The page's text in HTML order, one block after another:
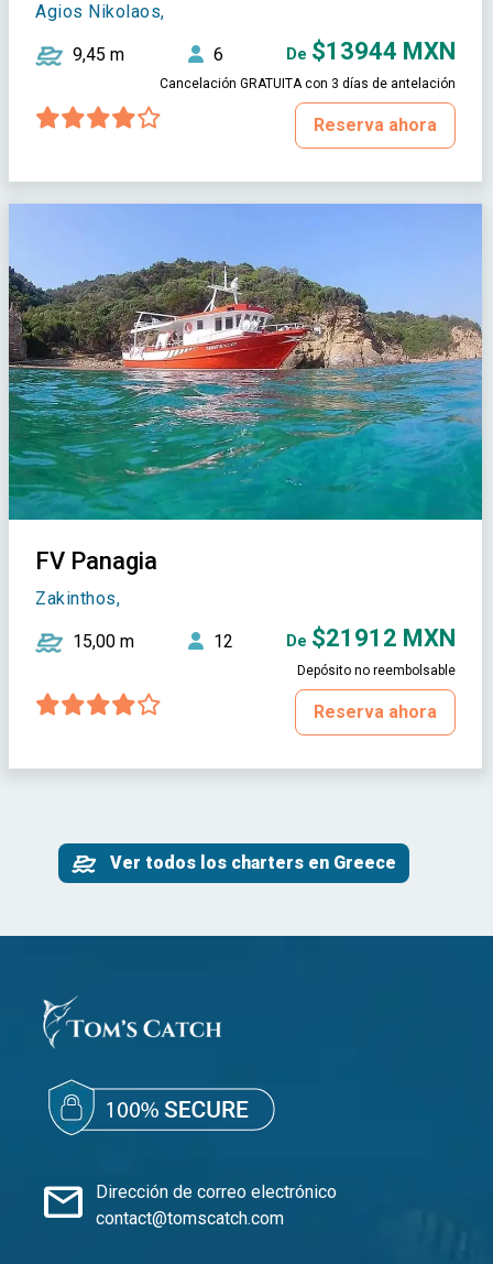
Agios Nikolaos,
9,45 m 6 De $13944 MXN
Cancelación GRATUITA con 3 días de antelación
Reserva ahora
FV Panagia
Zakinthos,
15,00 m 12 De $21912 MXN
Depósito no reembolsable
Reserva ahora
Ver todos los charters en Greece
mail
Dirección de correo electrónico
contact@tomscatch.com